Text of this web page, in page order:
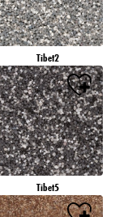
Tibet2
Tibet5